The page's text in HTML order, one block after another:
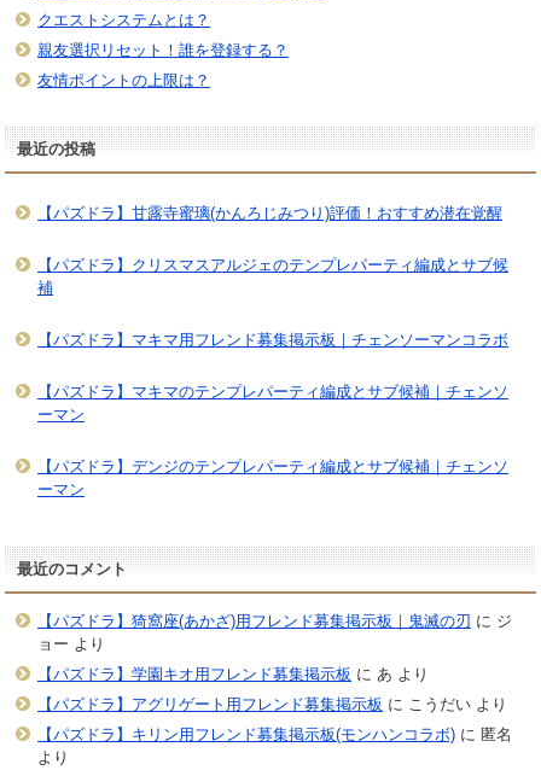
クエストシステムとは？
親友選択リセット！誰を登録する？
友情ポイントの上限は？
最近の投稿
【パズドラ】甘露寺蜜璃(かんろじみつり)評価！おすすめ潜在覚醒
【パズドラ】クリスマスアルジェのテンプレパーティ編成とサブ候
補
【パズドラ】マキマ用フレンド募集掲示板｜チェンソーマンコラボ
【パズドラ】マキマのテンプレパーティ編成とサブ候補｜チェンソ
ーマン
【パズドラ】デンジのテンプレパーティ編成とサブ候補｜チェンソ
ーマン
最近のコメント
【パズドラ】猗窩座(あかざ)用フレンド募集掲示板｜鬼滅の刃 に ジ
ョー より
【パズドラ】学園キオ用フレンド募集掲示板 に あ より
【パズドラ】アグリゲート用フレンド募集掲示板 に こうだいより
【パズドラ】キリン用フレンド募集掲示板(モンハンコラボ)に 匿名
より